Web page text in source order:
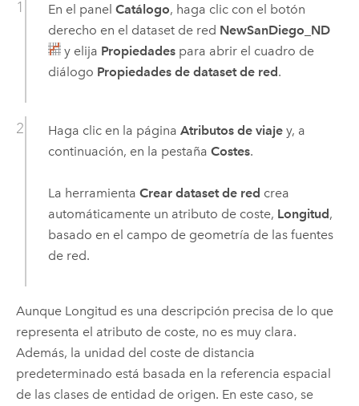
En el panel Catálogo, haga clic con el botón
derecho en el dataset de red NewSanDiego_ND
y elija Propiedadespara abrir el cuadro de
diálogo Propiedades de dataset de red.
Haga clic en la página Atributos de viajey, a
continuación, en la pestaña Costes.
La herramienta Crear dataset de red crea
automáticamente un atributo de coste, Longitud,
basado en el campo de geometría de las fuentes
de red.
Aunque Longitud es una descripción precisa de lo que
representa el atributo de coste, no es muy clara.
Además, la unidad del coste de distancia
predeterminado está basada en la referencia espacial
de las clases de entidad de origen. En este caso, se